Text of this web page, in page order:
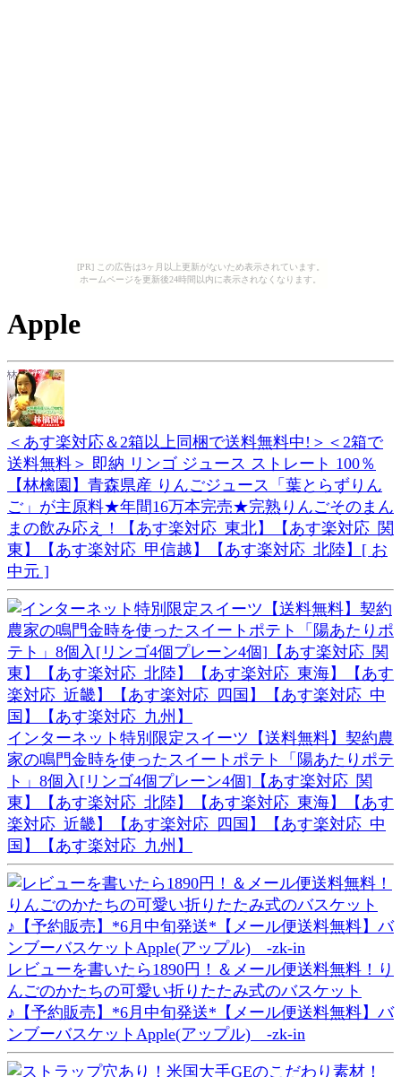
[PR] この広告は3ヶ月以上更新がないため表示されています。
ホームページを更新後24時間以内に表示されなくなります。
Apple
＜あす楽対応＆2箱以上同梱で送料無料中!＞＜2箱で
送料無料＞ 即納 リンゴ ジュース ストレート 100％
【林檎園】青森県産 りんごジュース「葉とらずりん
ご」が主原料★年間16万本完売★完熟りんごそのまん
まの飲み応え！【あす楽対応_東北】【あす楽対応_関
東】【あす楽対応_甲信越】【あす楽対応_北陸】[ お
中元 ]
インターネット特別限定スイーツ【送料無料】契約農
家の鳴門金時を使ったスイートポテト「陽あたりポテ
ト」8個入[リンゴ4個プレーン4個]【あす楽対応_関
東】【あす楽対応_北陸】【あす楽対応_東海】【あす
楽対応_近畿】【あす楽対応_四国】【あす楽対応_中
国】【あす楽対応_九州】
レビューを書いたら1890円！＆メール便送料無料！り
んごのかたちの可愛い折りたたみ式のバスケット
♪【予約販売】*6月中旬発送*【メール便送料無料】バ
ンブーバスケットApple(アップル) -zk-in